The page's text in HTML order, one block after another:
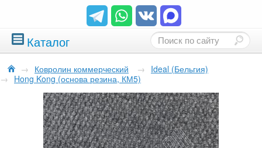
Каталог
→ Ковролин коммерческий → Ideal (Бельгия)
→ Hong Kong (основа резина, КМ5)